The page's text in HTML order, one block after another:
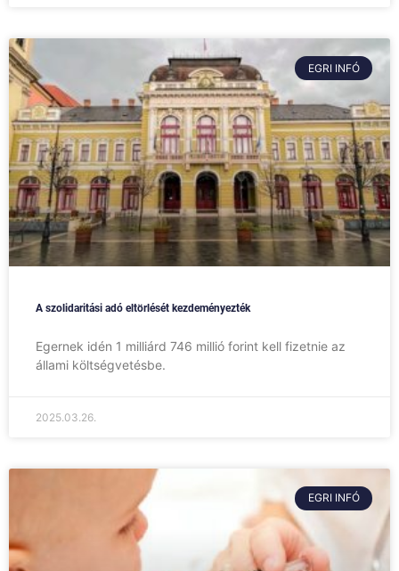
EGRI INFÓ
A szolidaritási adó eltörlését kezdeményezték
Egernek idén 1 milliárd 746 millió forint kell fizetnie az
állami költségvetésbe.
2025.03.26.
EGRI INFÓ